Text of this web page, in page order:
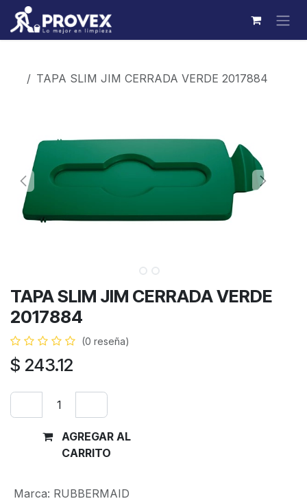
Ir al contenido
TAPA SLIM JIM CERRADA VERDE 2017884
TAPA SLIM JIM CERRADA VERDE
2017884
(0 reseña)
$ 243.12
AGREGAR AL
CARRITO
Marca: RUBBERMAID